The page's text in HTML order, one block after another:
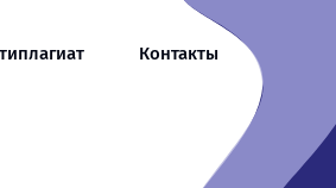
Контакты